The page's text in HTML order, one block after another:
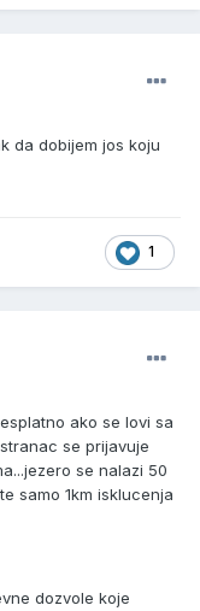
da dobijem jos koju
1
ako se lovi sa
se prijavuje
se nalazi 50
samo 1km isklucenja
dozvole koje